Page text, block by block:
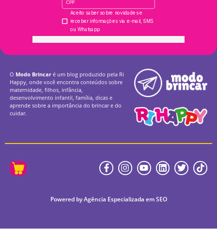
O Modo Brincar é um blog produzido pela Ri
Happy, onde você encontra conteúdos sobre
maternidade, filhos, infância,
desenvolvimento infantil, família, dicas e
aprende sobre a importância do brincar e do
cuidar.
Powered by Agência Especializada em SEO